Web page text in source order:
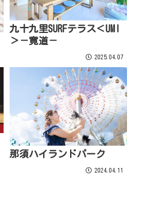
九十九里SURFテラス＜UMI
＞－寛道－
2025.04.07
那須ハイランドパーク
2024.04.11